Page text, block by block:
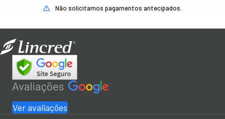
Não solicitamos pagamentos antecipados.
Ver avaliações